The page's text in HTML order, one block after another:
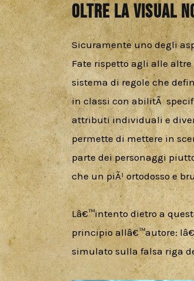
Oltre la Visual
Sicuramente uno degli
Fate rispetto agli alle
sistema di regole che
in classi con abilitÃ
attributi individuali e
permette di mettere in
parte dei personaggi
che un piÃ¹ ortodosso e
Lâ€™intento dietro a
principio allâ€™autore:
simulato sulla falsa riga